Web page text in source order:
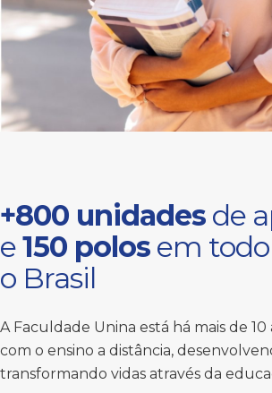
+800 unidades de
e150 polos em todo
o Brasil
A Faculdade Unina está há mais de
com o ensino a distância,
transformando vidas através da